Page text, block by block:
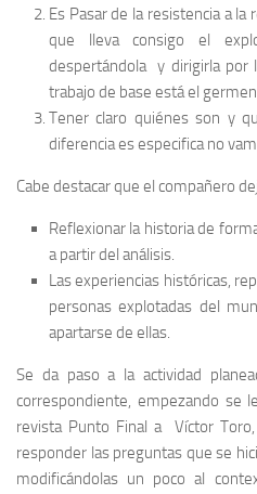
Es Pasar de la resistencia a la
que lleva consigo el
despertándola y dirigirla por
trabajo de base está el
Tener claro quiénes son y
diferencia es especifica no
Cabe destacar que el compañero
Reflexionar la historia de
a partir del análisis.
Las experiencias históricas,
personas explotadas del
apartarse de ellas.
Se da paso a la actividad
correspondiente, empezando se
revista Punto Final a Víctor
responder las preguntas que se
modificándolas un poco al